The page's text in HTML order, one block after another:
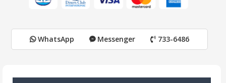
WhatsApp Messenger 733-6486